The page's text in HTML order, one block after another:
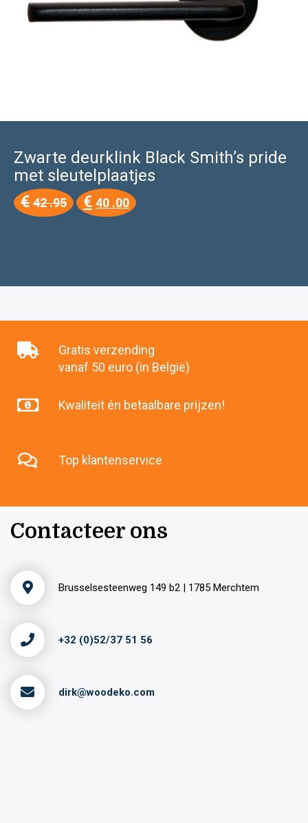
Zwarte deurklink Black Smith’s pride
met sleutelplaatjes
€ 42 .95
Oorspronkelijke
prijs
€ 40 .00 Huidige
Gratis verzending
vanaf 50 euro (in België)
Kwaliteit én betaalbare prijzen!
Top klantenservice
Contacteer ons
Brusselsesteenweg 149 b2 | 1785 Merchtem
+32 (0)52/37 51 56
dirk@woodeko.com